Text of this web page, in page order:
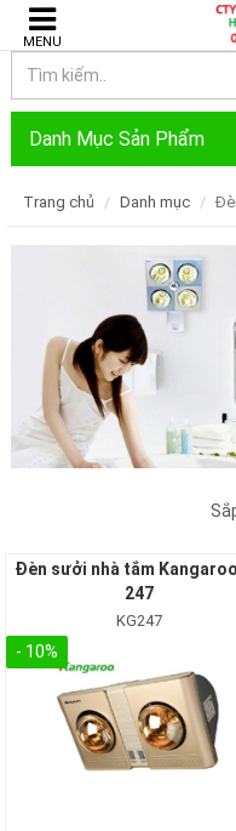
MENU
Danh Mục Sản Phẩm
Trang chủ Danh mục
Đèn sưởi nhà tắm
247
KG247
- 10%